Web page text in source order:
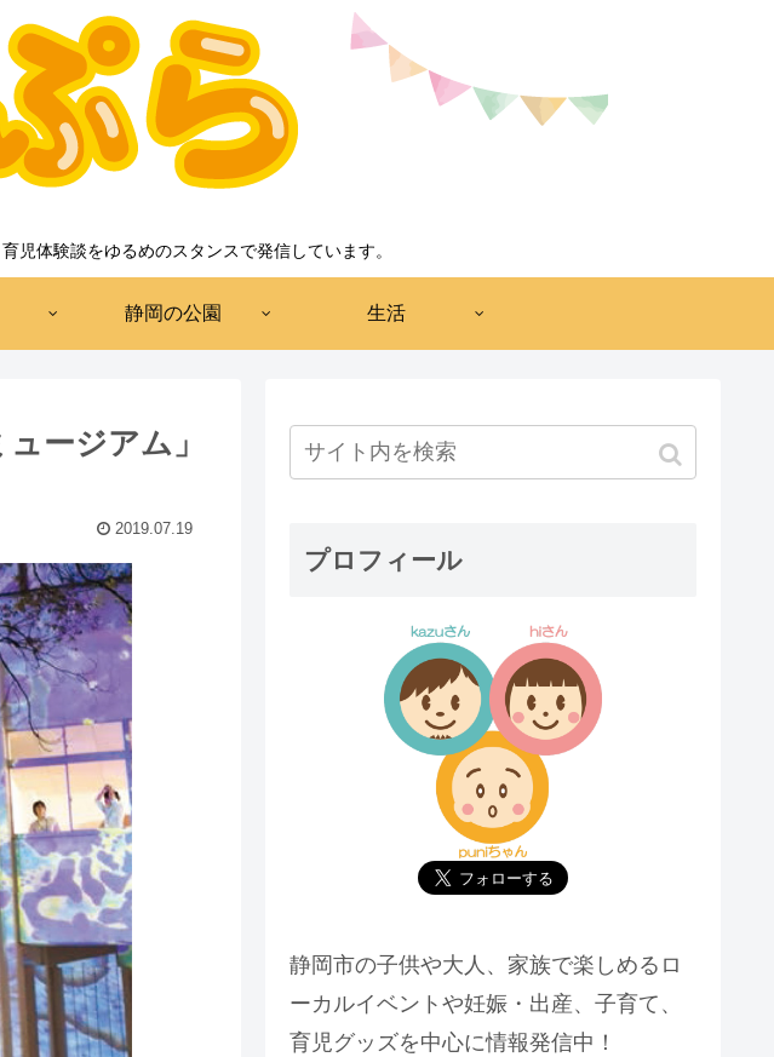
児体験談をゆるめのスタンスで発信しています。
静岡の公園 生活
ージアム」
2019.07.19
プロフィール
静岡市の子供や大人、家族で楽しめるロ
ーカルイベントや妊娠・出産、子育て、
育児グッズを中心に情報発信中！